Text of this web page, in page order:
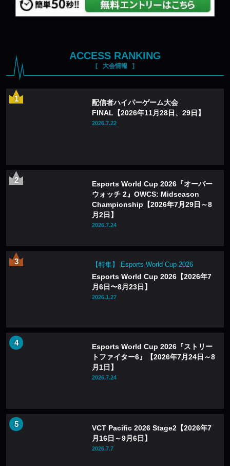
ACCESS RANKING
大会情報
配信者ハイパーゲーム大会
FINAL【2026年11月28日、29日】
2026.7.22
Esports World Cup 2026『オーバー
ウォッチ 2』OWCS: Midseason
Championship【2026年7月29日～8
月2日】
2026.7.24
【特集】 Esports World Cup 2026
Esports World Cup 2026【2026年7
月6日〜8月23日】
2026.1.27
Esports World Cup 2026『ストリー
トファイター6』【2026年7月24日～8
月1日】
2026.7.24
VCT Pacific 2026 Stage2【2026年7
月16日～9月6日】
2026.7.7